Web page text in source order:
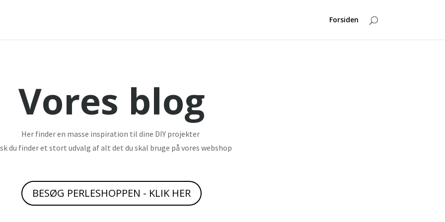
Forsiden
Vores blog
Her finder en masse inspiration til dine DIY projekter
du finder et stort udvalg af alt det du skal bruge på vores webshop
BESØG PERLESHOPPEN - KLIK HER